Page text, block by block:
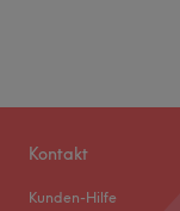
Kontakt
Kunden-Hilfe